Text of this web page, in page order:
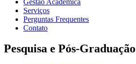
Serviços
Perguntas Frequentes
Contato
Pesquisa e Pós-Graduação